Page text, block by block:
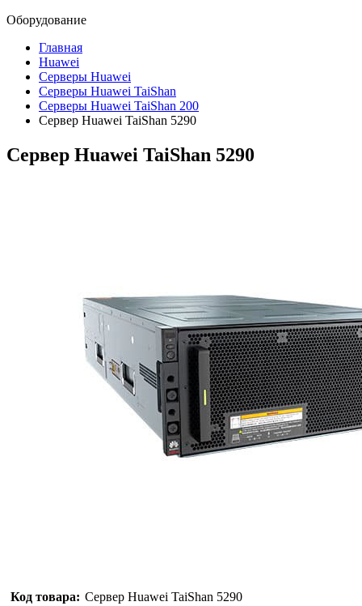
Оборудование
Главная
Huawei
Серверы Huawei
Серверы Huawei TaiShan
Серверы Huawei TaiShan 200
Сервер Huawei TaiShan 5290
Сервер Huawei TaiShan 5290
Код товара: Сервер Huawei TaiShan 5290